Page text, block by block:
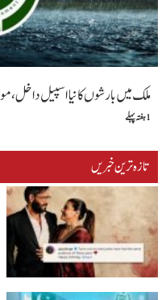
ملک میں بارشوں کا نیا اسپیل
1 ہفتہ پہلے
تازہ ترین خبریں